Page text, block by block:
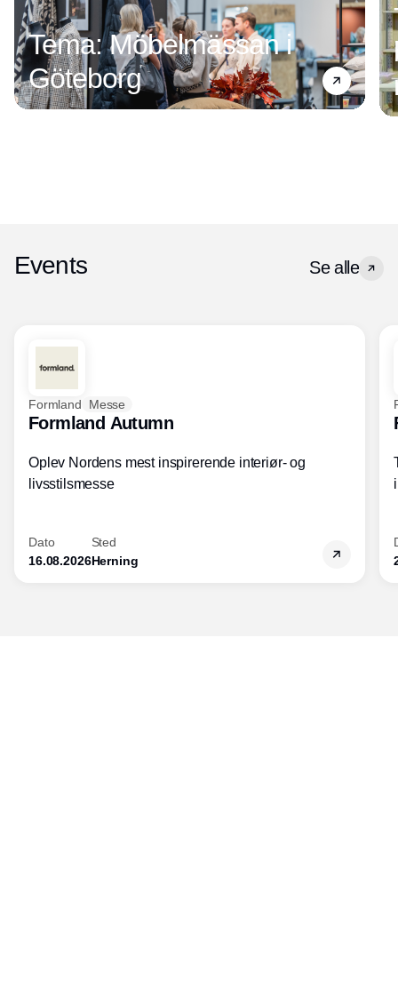
Tema: Möbelmässan i
Göteborg
Events Se alle
Formland Messe
Formland Autumn
Oplev Nordens mest inspirerende interiør- og
livsstilsmesse
Dato
16.08.2026
Sted
Herning